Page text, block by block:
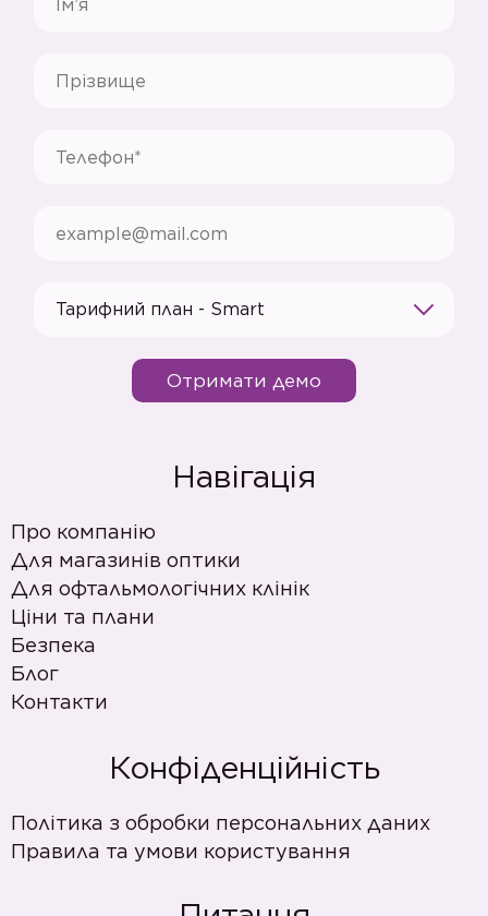
Тарифний план - Smart
Отримати демо
Навігація
Про компанію
Для магазинів оптики
Для офтальмологічних клінік
Ціни та плани
Безпека
Блог
Контакти
Конфіденційність
Політика з обробки персональних даних
Правила та умови користування